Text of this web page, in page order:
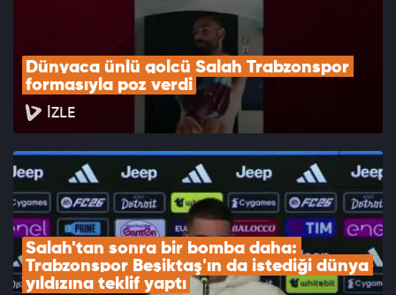
Dünyaca ünlü golcü Salah Trabzonspor
formasıyla poz verdi
İZLE
Salah'tan sonra bir bomba daha:
Trabzonspor Beşiktaş'ın da istediği dünya
yıldızına teklif yaptı